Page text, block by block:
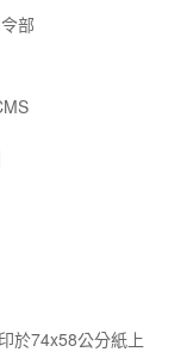
部
於74x58公分紙上